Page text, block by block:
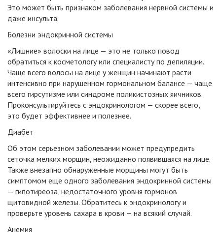
Это может быть признаком заболевания нервной системы и
даже инсульта.
Болезни эндокринной системы
«Лишние» волоски на лице — это не только повод
обратиться к косметологу или специалисту по депиляции.
Чаще всего волосы на лице у женщин начинают расти
интенсивно при нарушенном гормональном балансе — чаще
всего гирсутизме или синдроме поликистозных яичников.
Проконсультируйтесь с эндокринологом — скорее всего,
это будет эффективнее и полезнее.
Диабет
Об этом серьезном заболевании может предупредить
сеточка мелких морщин, неожиданно появившаяся на лице.
Также внезапно обнаруженные морщины могут быть
симптомом еще одного заболевания эндокринной системы
— гипотиреоза, недостаточного уровня гормонов
щитовидной железы. Обратитесь к эндокринологу и
проверьте уровень сахара в крови — на всякий случай.
Анемия